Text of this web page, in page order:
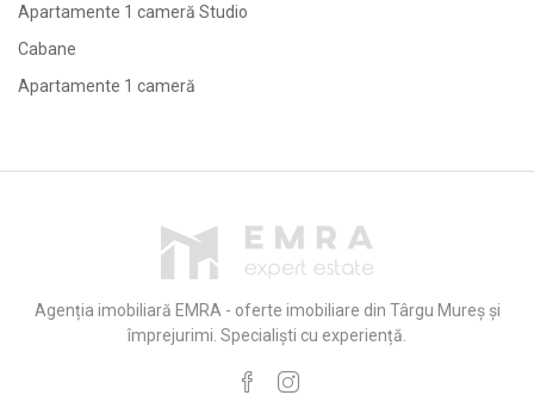
Apartamente 1 cameră Studio
Cabane
Apartamente 1 cameră
Agenția imobiliară EMRA - oferte imobiliare din Târgu Mureș și
împrejurimi. Specialiști cu experiență.